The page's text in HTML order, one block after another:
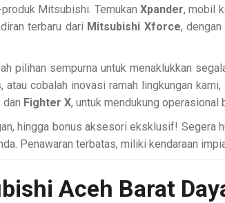
Mitsubishi. Temukan Xpander, mobil
terbaru dari Mitsubishi Xforce,
pilihan sempurna untuk menaklukkan
atau cobalah inovasi ramah lingkungan kami,
dan Fighter X, untuk mendukung
hingga bonus aksesori eksklusif! Segera
Penawaran terbatas, miliki kendaraan
Aceh Barat